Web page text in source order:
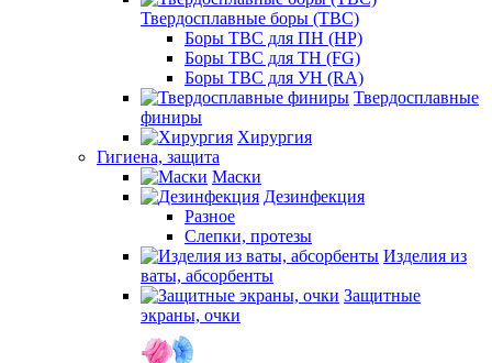
Твердосплавные боры (ТВС)
Боры ТВС для ПН (HP)
Боры ТВС для ТН (FG)
Боры ТВС для УН (RA)
Твердосплавные
финиры
Хирургия
Гигиена, защита
Маски
Дезинфекция
Разное
Слепки, протезы
Изделия из
ваты, абсорбенты
Защитные
экраны, очки